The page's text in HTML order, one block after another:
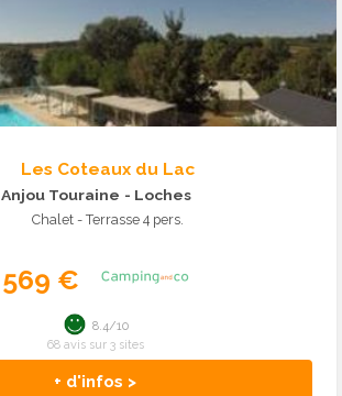
Les Coteaux du Lac
Anjou Touraine - Loches
Chalet - Terrasse 4 pers.
569 €
+ d'infos >
8.4/10
68 avis sur 3 sites